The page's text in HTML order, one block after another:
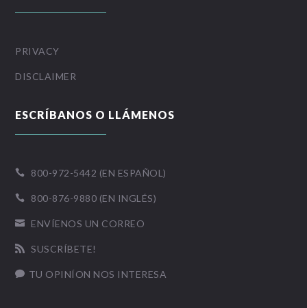
PRIVACY
DISCLAIMER
ESCRÍBANOS O LLÁMENOS
 800-972-5442 (EN ESPAÑOL)
 800-876-9880 (EN INGLÉS)
 ENVÍENOS UN CORREO
 SUSCRÍBETE!
 TU OPINÍON NOS INTERESA